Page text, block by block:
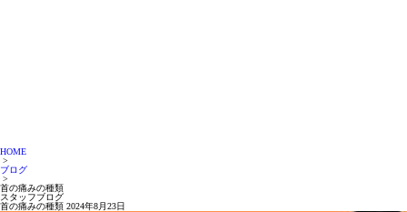
HOME
>
ブログ
>
首の痛みの種類
スタッフブログ
首の痛みの種類 2024年8月23日